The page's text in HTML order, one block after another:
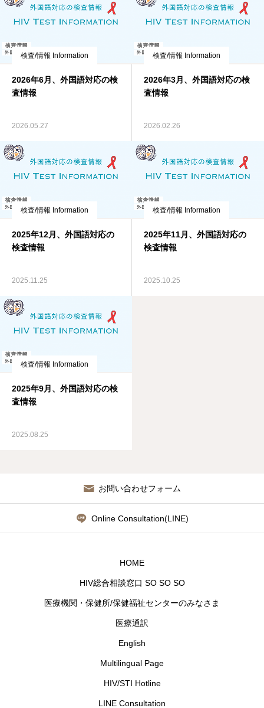
検査/情報 Information
2026年6月、外国語対応の検
査情報
2026.05.27
検査/情報 Information
2026年3月、外国語対応の検
査情報
2026.02.26
検査/情報 Information
2025年12月、外国語対応の
検査情報
2025.11.25
検査/情報 Information
2025年11月、外国語対応の
検査情報
2025.10.25
検査/情報 Information
2025年9月、外国語対応の検
査情報
2025.08.25
お問い合わせフォーム
Online Consultation(LINE)
HOME
HIV総合相談窓口 SO SO SO
医療機関・保健所/保健福祉センターのみなさま
医療通訳
English
Multilingual Page
HIV/STI Hotline
LINE Consultation